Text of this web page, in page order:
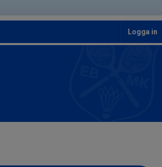
Logga in